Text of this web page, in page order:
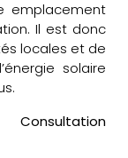
emplacement
Il est donc
locales et de
solaire